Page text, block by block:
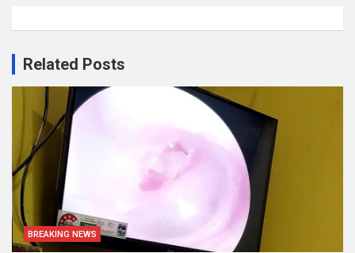
Related Posts
BREAKING NEWS